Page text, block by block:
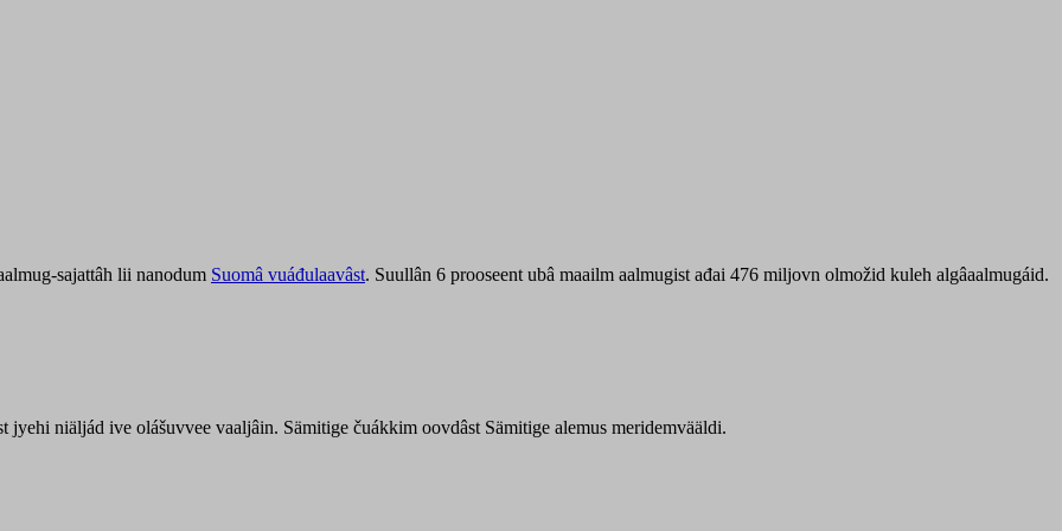
sajattâh lii nanodum Suomâ vuáđulaavâst. Suullân 6 prooseent ubâ maailm aalmugist ađai 476 miljovn olmožid kuleh algâaalmugáid.
niäljád ive olášuvvee vaaljâin. Sämitige čuákkim oovdâst Sämitige alemus meridemvääldi.